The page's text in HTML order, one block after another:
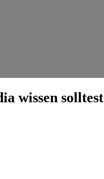
wissen solltest